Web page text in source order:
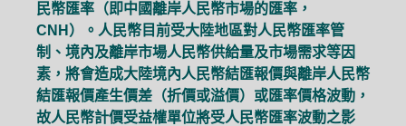
民幣匯率（即中國離岸人民幣市場的匯率，
CNH）。人民幣目前受大陸地區對人民幣匯率管
制、境內及離岸市場人民幣供給量及市場需求等因
素，將會造成大陸境內人民幣結匯報價與離岸人民幣
結匯報價產生價差（折價或溢價）或匯率價格波動，
故人民幣計價受益權單位將受人民幣匯率波動之影